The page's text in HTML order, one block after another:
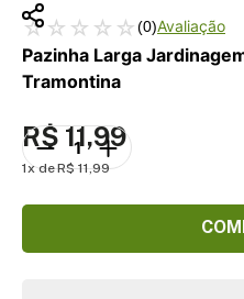
☆☆ ☆ ☆ ☆(0)
Pazinha Larga
Tramontina
R$11,99
1 R$ 11,99